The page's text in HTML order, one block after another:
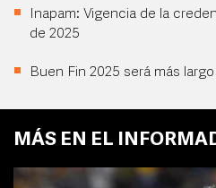
Inapam: Vigencia de la
de 2025
Buen Fin 2025 será más
MÁS EN EL